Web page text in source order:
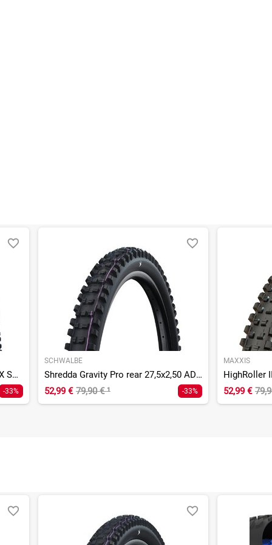
Albert Gravity Pro 27,5x2,60 ADDIX Soft Radial TLR E-50
-33%
SCHWALBE
Shredda Gravity Pro rear 27,5x2,50 ADDIX UltraSoft Radial TL
52,99 € 79,90 €¹ -33%
MAXXIS
52,99 €